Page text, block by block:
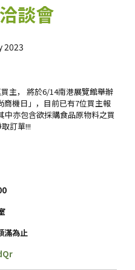
談會
2023
主， 將於6/14南港展覽館舉辦
商機日」，目前已有7位買主報
中亦包含欲採購食品原物料之買
訂單!!!
滿為止